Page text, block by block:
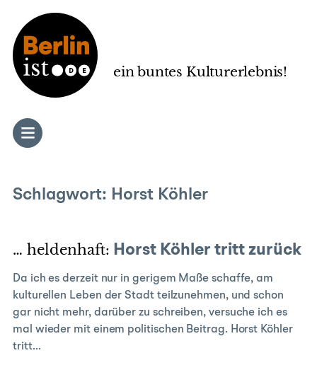
ein buntes Kulturerlebnis!
Schlagwort: Horst Köhler
… heldenhaft: Horst Köhler tritt zurück
Da ich es derzeit nur in gerigem Maße schaffe, am
kulturellen Leben der Stadt teilzunehmen, und schon
gar nicht mehr, darüber zu schreiben, versuche ich es
mal wieder mit einem politischen Beitrag. Horst Köhler
tritt…